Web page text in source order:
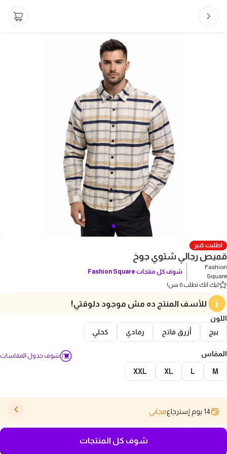
اطلبت كتير
قميص رجالي شتوي جوخ
Fashion
Square
شوف كل منتجات Fashion Square
ليك انك تطلب 0 بس!
للأسف المنتج ده مش موجود دلوقتي!
اللون
بيج
أزرق فاتح رمادي كحلي
المقاس شوف جدول المقاسات
M
L
XL
XXL
14 يوم إسترجاع مجاني
شوف كل المنتجات